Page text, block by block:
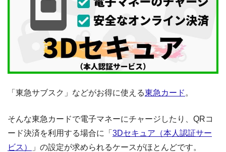
「東急サブスク」などがお得に使える東急カード 。
そんな東急カードで電子マネーにチャージしたり、QRコ
ード決済を利用する場合に「 3Dセキュア（本人認証サー
ビス）
」の設定が求められるケースがほとんどです。